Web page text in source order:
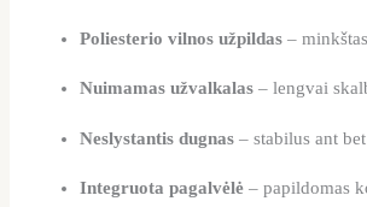
Poliesterio vilnos užpildas –
Nuimamas užvalkalas – lengvai
Neslystantis dugnas – stabilus ant
Integruota pagalvėlė – papildomas